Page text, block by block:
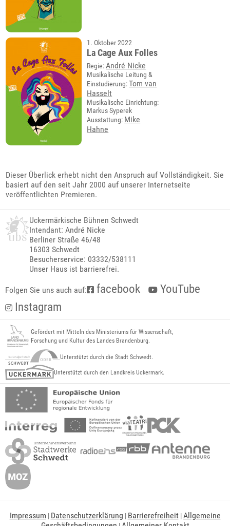
1. Oktober 2022
La Cage Aux Folles
Regie:André Nicke
Musikalische Leitung &
Einstudierung:Tom van
Hasselt
Musikalische Einrichtung:
Markus Syperek
Ausstattung: Mike
Hahne
Dieser Überlick erhebt nicht den Anspruch auf Vollständigkeit. Sie
basiert auf den seit Jahr 2000 auf unserer Internetseite
veröffentlichten Premieren.
Uckermärkische Bühnen Schwedt
Intendant: André Nicke
Berliner Straße 46/48
16303 Schwedt
Besucherservice: 03332/538111
Unser Haus ist barrierefrei.
Folgen Sie uns auch auf: facebook
YouTube
Instagram
Gefördert mit Mitteln des Ministeriums für Wissenschaft,
Forschung und Kultur des Landes Brandenburg.
Unterstützt durch die Stadt Schwedt.
Unterstützt durch den Landkreis Uckermark.
Impressum | Datenschutzerklärung | Barrierefreiheit|Allgemeine